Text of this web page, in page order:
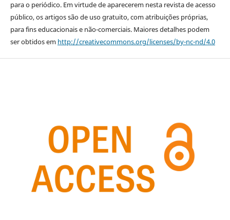
para o periódico. Em virtude de aparecerem nesta revista de acesso
público, os artigos são de uso gratuito, com atribuições próprias,
para fins educacionais e não-comerciais. Maiores detalhes podem
ser obtidos em http://creativecommons.org/licenses/by-nc-nd/4.0